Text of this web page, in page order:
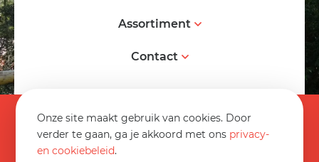
Onze site maakt gebruik van cookies. Door
verder te gaan, ga je akkoord met ons privacy-
en cookiebeleid.
Assortiment
Contact
Algemene voorwaarden